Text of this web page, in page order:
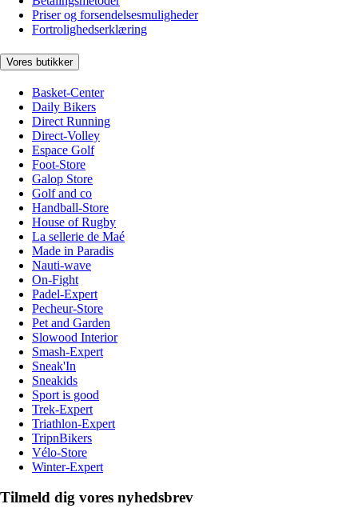
Priser og forsendelsesmuligheder
Fortrolighedserklæring
Vores butikker
Basket-Center
Daily Bikers
Direct Running
Direct-Volley
Espace Golf
Foot-Store
Galop Store
Golf and co
Handball-Store
House of Rugby
La sellerie de Maé
Made in Paradis
Nauti-wave
On-Fight
Padel-Expert
Pecheur-Store
Pet and Garden
Slowood Interior
Smash-Expert
Sneak'In
Sneakids
Sport is good
Trek-Expert
Triathlon-Expert
TripnBikers
Vélo-Store
Winter-Expert
Tilmeld dig vores nyhedsbrev